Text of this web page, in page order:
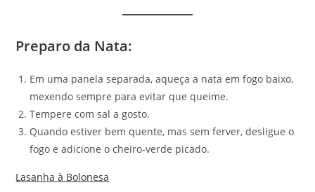
Preparo da Nata:
Em uma panela separada, aqueça a nata em fogo baixo,
mexendo sempre para evitar que queime.
Tempere com sal a gosto.
Quando estiver bem quente, mas sem ferver, desligue o
fogo e adicione o cheiro-verde picado.
Lasanha à Bolonesa